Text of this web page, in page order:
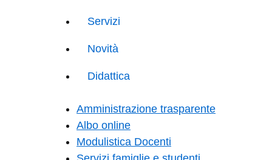
Servizi
Novità
Didattica
Amministrazione trasparente
Albo online
Modulistica Docenti